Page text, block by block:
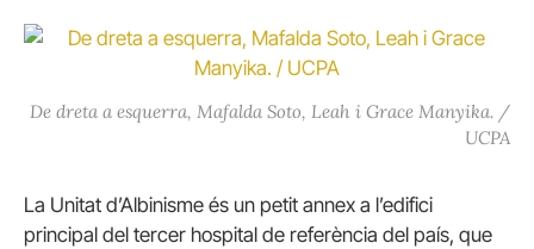
De dreta a esquerra, Mafalda Soto, Leah i Grace Manyika. /
UCPA
La Unitat d’Albinisme és un petit annex a l’edifici
principal del tercer hospital de referència del país, que